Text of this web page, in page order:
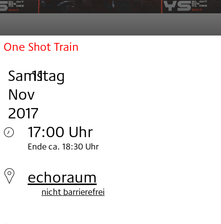
One Shot Train
Samstag
, 11
.
Nov
2017
.
17:00 Uhr
Samstag
11.
Nov
Ende ca. 18:30 Uhr
echoraum
nicht barrierefrei